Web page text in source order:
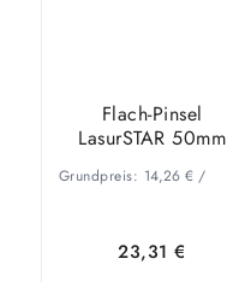
Flach-Pinsel
LasurSTAR 50mm
Grundpreis: 14,26 €/
23,31€